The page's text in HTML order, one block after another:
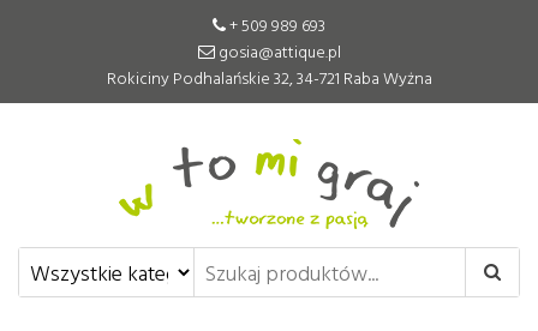
+ 509 989 693
gosia@attique.pl
Rokiciny Podhalańskie 32, 34-721 Raba Wyżna
W to mi graj
Pomoce edukacyjne tworzone z
pasją